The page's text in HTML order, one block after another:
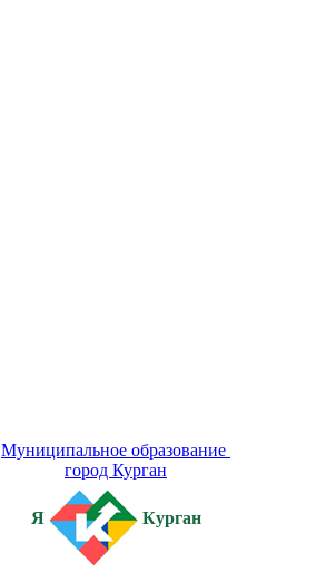
Муниципальное образование
город Курган
Я Курган